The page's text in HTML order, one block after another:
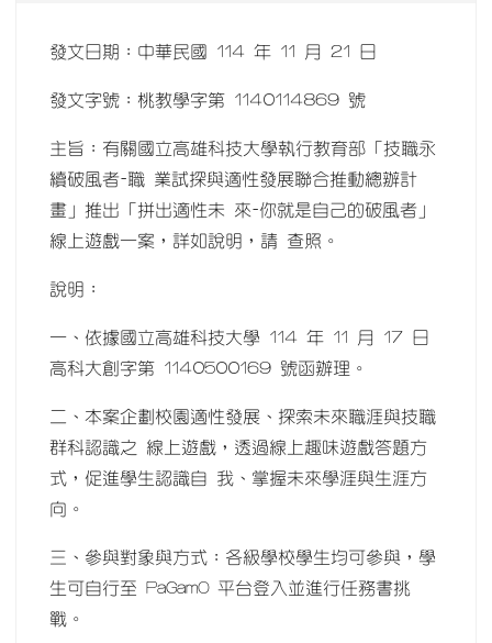
發文日期：中華民國 114 年 11 月 21 日
發文字號：桃教學字第 1140114869 號
主旨：有關國立高雄科技大學執行教育部「技職永
續破風者-職 業試探與適性發展聯合推動總辦計
畫」推出「拼出適性未 來-你就是自己的破風者」
線上遊戲一案，詳如說明，請 查照。
說明：
一、依據國立高雄科技大學 114 年 11 月 17 日
高科大創字第 1140500169 號函辦理。
二、本案企劃校園適性發展、探索未來職涯與技職
群科認識之 線上遊戲，透過線上趣味遊戲答題方
式，促進學生認識自 我、掌握未來學涯與生涯方
向。
三、參與對象與方式：各級學校學生均可參與，學
生可自行至 PaGamO 平台登入並進行任務書挑
戰。